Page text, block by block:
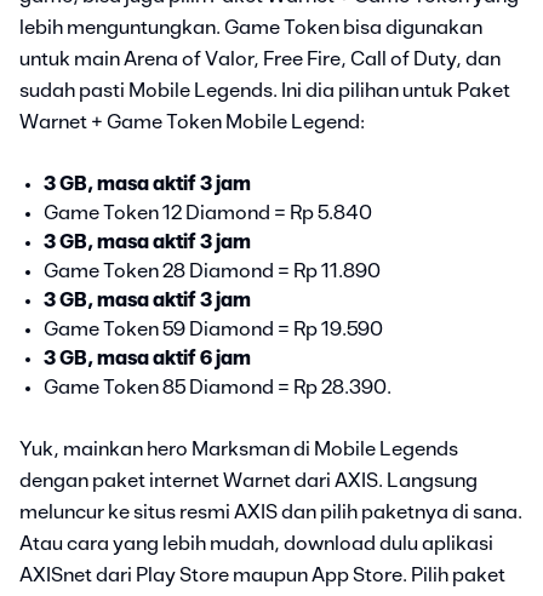
lebih menguntungkan. Game Token bisa digunakan
untuk main Arena of Valor, Free Fire, Call of Duty, dan
sudah pasti Mobile Legends. Ini dia pilihan untuk Paket
Warnet + Game Token Mobile Legend:
3 GB, masa aktif 3 jam
Game Token 12 Diamond = Rp 5.840
3 GB, masa aktif 3 jam
Game Token 28 Diamond = Rp 11.890
3 GB, masa aktif 3 jam
Game Token 59 Diamond = Rp 19.590
3 GB, masa aktif 6 jam
Game Token 85 Diamond = Rp 28.390.
Yuk, mainkan hero Marksman di Mobile Legends
dengan paket internet Warnet dari AXIS. Langsung
meluncur ke situs resmi AXIS dan pilih paketnya di sana.
Atau cara yang lebih mudah, download dulu aplikasi
AXISnet dari Play Store maupun App Store. Pilih paket